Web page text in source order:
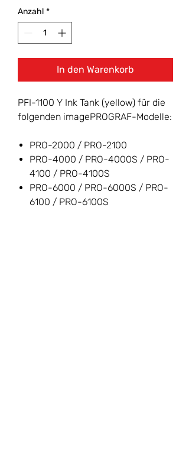
Anzahl *
In den Warenkorb
PFI-1100 Y Ink Tank (yellow) für die
folgenden imagePROGRAF-Modelle:
PRO-2000 / PRO-2100
PRO-4000 / PRO-4000S / PRO-
4100 / PRO-4100S
PRO-6000 / PRO-6000S / PRO-
6100 / PRO-6100S